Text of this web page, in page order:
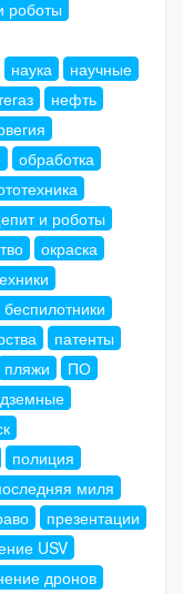
роботы
наука
научные
нефть
обработка
и роботы
окраска
патенты
пляжи
ПО
полиция
миля
презентации
USV
дронов